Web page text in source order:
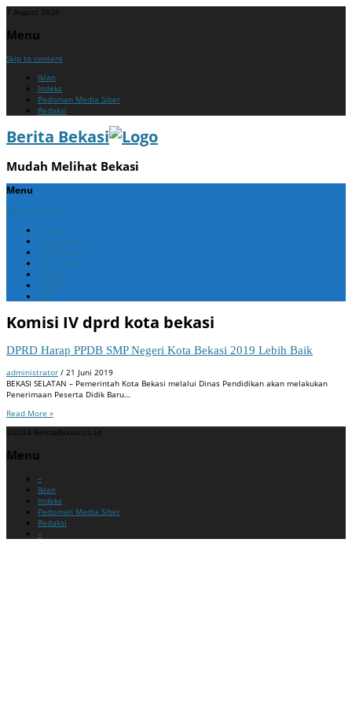
7 August 2026
Menu
Skip to content
Iklan
Indeks
Pedoman Media Siber
Redaksi
Berita Bekasi
Mudah Melihat Bekasi
Menu
Skip to content
Home
Berita Bekasi
Berita Cikarang
Berita Jabar
Nasional
Politik
ADV
Komisi IV dprd kota bekasi
DPRD Harap PPDB SMP Negeri Kota Bekasi 2019 Lebih Baik
administrator / 21 Juni 2019
BEKASI SELATAN – Pemerintah Kota Bekasi melalui Dinas Pendidikan akan melakukan
Penerimaan Peserta Didik Baru…
Read More »
©2024 BeritaBekasi.co.id
Menu
–
Iklan
Indeks
Pedoman Media Siber
Redaksi
–